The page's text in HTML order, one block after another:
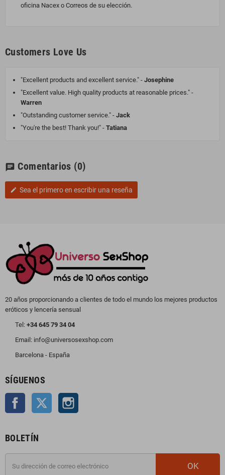
oficina Nacex o Correos de su elección.
Customers Love Us
"Excellent products and excellent service." - Josephine
"Excellent value. High quality products at reasonable prices." -
Warren
"Outstanding customer service." - Jack
"You're the best! Thank you!" - Tatiana
chat Comentarios (0)
edit Sea el primero en escribir una reseña
20 años proporcionando a clientes de todo el mundo los mejores productos
eróticos y lencería sensual
Tel: +34 645 79 34 04
Email: info@universosexshop.com
Barcelona - España
SÍGUENOS
Facebook Twitter
BOLETÍN
OK